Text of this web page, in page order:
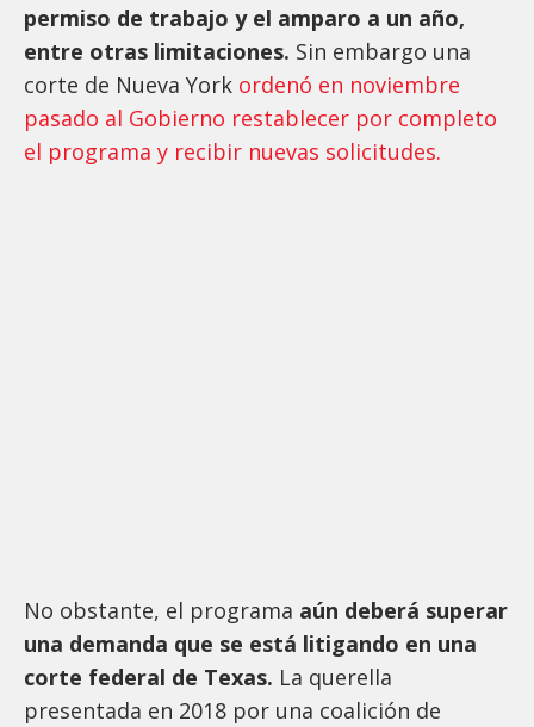
permiso de trabajo y el amparo a un año,
entre otras limitaciones. Sin embargo una
corte de Nueva York ordenó en noviembre
pasado al Gobierno restablecer por completo
el programa y recibir nuevas solicitudes.
No obstante, el programa aún deberá superar
una demanda que se está litigando en una
corte federal de Texas. La querella
presentada en 2018 por una coalición de